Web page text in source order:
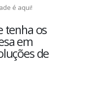
é aqui!
tenha os
em
de